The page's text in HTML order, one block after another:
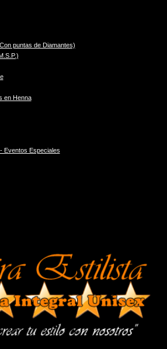
puntas de Diamantes)
en Henna
Eventos Especiales